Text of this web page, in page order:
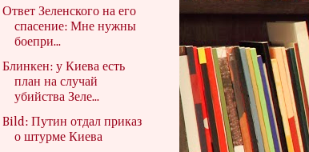
Ответ Зеленского на его
спасение: Мне нужны
боепри...
Блинкен: у Киева есть
план на случай
убийства Зеле...
Bild: Путин отдал приказ
о штурме Киева